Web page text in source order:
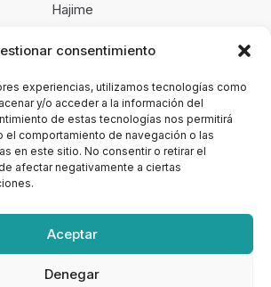
consentimiento
experiencias, utilizamos tecnologías como
y/o acceder a la información del
de estas tecnologías nos permitirá
el comportamiento de navegación o las
en este sitio. No consentir o retirar el
afectar negativamente a ciertas
Aceptar
Denegar
Hajime
Enlaces de interés
Blog
Opiniones
Merchandising
Newsletter
· Yo te formo, tu academia de
japonés online